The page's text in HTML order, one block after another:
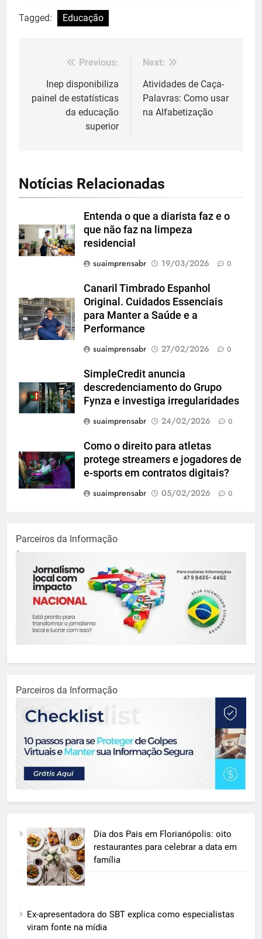
Tagged: Educação
Navegação
Post
Previous:
Inep disponibiliza
painel de estatísticas
da educação
superior
Next:
Atividades de Caça-
Palavras: Como usar
na Alfabetização
Notícias Relacionadas
Entenda o que a diarista faz e o
que não faz na limpeza
residencial
suaimprensabr
19/03/2026 0
Canaril Timbrado Espanhol
Original. Cuidados Essenciais
para Manter a Saúde e a
Performance
suaimprensabr
27/02/2026 0
SimpleCredit anuncia
descredenciamento do Grupo
Fynza e investiga irregularidades
suaimprensabr
24/02/2026 0
Como o direito para atletas
protege streamers e jogadores de
e-sports em contratos digitais?
suaimprensabr
05/02/2026 0
Parceiros da Informação
Parceiros da Informação
Dia dos Pais em Florianópolis: oito
restaurantes para celebrar a data em
família
Ex-apresentadora do SBT explica como especialistas
viram fonte na mídia